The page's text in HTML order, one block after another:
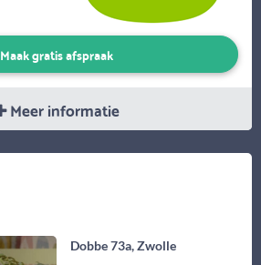
Maak gratis afspraak
Meer informatie
Dobbe 73a, Zwolle